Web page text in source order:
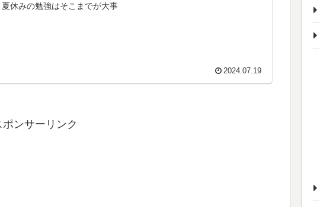
夏休みの勉強はそこまでが大事
2024.07.19
ポンサーリンク